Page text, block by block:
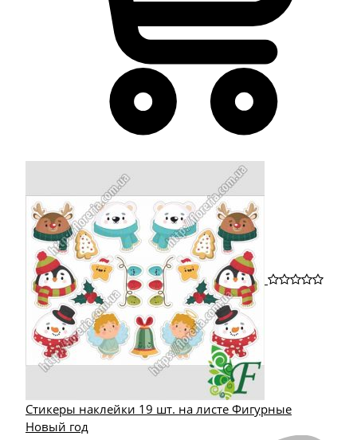
Стикеры наклейки 19 шт. на листе Фигурные
Новый год